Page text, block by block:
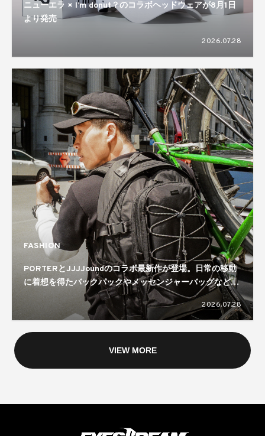
ニューエラ × I’m donut？のコラボヘッドウェアが8月1日
より発売
2026.07.28
FASHION
PORTERとJJJJoundのコラボ最新作が登場。日常の移動
に着想を得たバックパックやメッセンジャーバッグなどを
ラインナップ
2026.07.28
VIEW MORE